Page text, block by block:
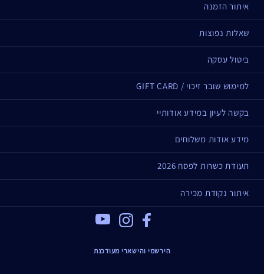
איתור הזמנה
שאלות נפוצות
ביטול עסקה
למימוש שובר זיכוי / GIFT CARD
בקשה לעיון במידע אודותיי
מידע אודות משלוחים
תעודת כשרות לפסח 2026
איתור נקודת מכירה
Facebook
הירשמי והישארי מעודכנת